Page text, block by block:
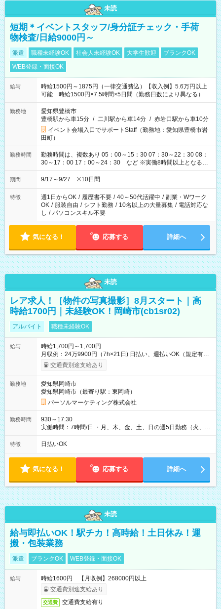
未読
短期＊イベントスタッフ/身分証チェック・手荷
物検査/日給9000円～
派遣 職種未経験OK 社会人未経験OK 大学生歓迎
ブランクOK
WEB登録・面接OK
給与
時給1500円～1875円（一律交通費込）【収入例】5.6万円以上
可能 時給1500円×7.5時間×5日間（勤務日数により異なる）
勤務地
愛知県豊橋市
豊橋駅から車15分 / 二川駅から車14分 / 赤岩口駅から車10分
イベント会場入口でサポートStaff（勤務地：愛知県豊橋市岩
田町）
勤務時間
勤務時間は、複数あり 05：00～15：30 07：30～22：30 08：
30～17：00 17：00～24：30 など ※実働8時間以上となる勤
務もあります。 【休憩】60分+他休憩あり 交替で取得します。
安全面に配慮しこまめな休憩があります。
期間 9/17～9/27 ※10日間
特徴 週1日からOK / 履歴書不要 / 40～50代活躍中 / 副業・Wワーク
OK / 服装自由 / シフト勤務 / 10名以上の大量募集 / 電話対応な
し / パソコンスキル不要
気になる！ 応募する 詳細へ
未読
レア求人！［物件の写真撮影］8月スタート｜高
時給1700円｜未経験OK！岡崎市(cb1sr02)
アルバイト 職種未経験OK
給与
時給1,700円～1,700円
月収例：24万9900円（7h×21日) 日払い、週払いOK（規定有
り） 【試用期間】試用期間なし
交通費別途支給あり
勤務地
愛知県岡崎市
愛知県岡崎市（最寄り駅：東岡崎）
パーソルマーケティング株式会社
勤務時間
930～17:30
実働時間：7時間/日 ・月、木、金、土、日の週5日勤務（火、水
は固定休です／夏季、年末年始等、長期休暇有り！） ・ワンシ
フト！ 残業ほぼナシ（0～5h/月）
特徴 日払いOK
気になる！ 応募する 詳細へ
未読
給与即払いOK！駅チカ！高時給！土日休み！運
搬・包装業務
派遣 ブランクOK WEB登録・面接OK
給与
時給1600円 【月収例】268000円以上
交通費別途支給あり
交通費 交通費支給有り